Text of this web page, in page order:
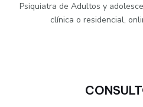
Psiquiatra de Adultos y
clínica o residencial,